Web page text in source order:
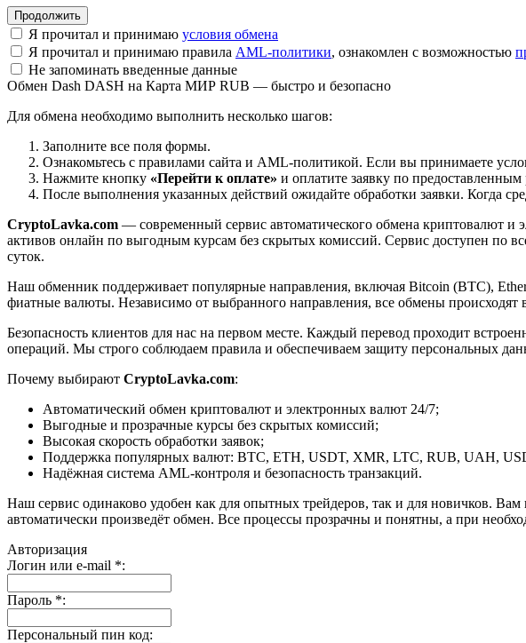
Я прочитал и принимаю условия обмена
Я прочитал и принимаю правила AML-политики, ознакомлен с возможностью
Не запоминать введенные данные
Обмен Dash DASH на Карта МИР RUB — быстро и безопасно
Для обмена необходимо выполнить несколько шагов:
Заполните все поля формы.
Ознакомьтесь с правилами сайта и AML-политикой. Если вы принимаете
Нажмите кнопку «Перейти к оплате» и оплатите заявку по предоставленным
После выполнения указанных действий ожидайте обработки заявки. Когда
CryptoLavka.com — современный сервис автоматического обмена криптовалют
активов онлайн по выгодным курсам без скрытых комиссий. Сервис доступен по
суток.
Наш обменник поддерживает популярные направления, включая Bitcoin (BTC),
фиатные валюты. Независимо от выбранного направления, все обмены происходят
Безопасность клиентов для нас на первом месте. Каждый перевод проходит
операций. Мы строго соблюдаем правила и обеспечиваем защиту персональных
Почему выбирают CryptoLavka.com:
Автоматический обмен криптовалют и электронных валют 24/7;
Выгодные и прозрачные курсы без скрытых комиссий;
Высокая скорость обработки заявок;
Поддержка популярных валют: BTC, ETH, USDT, XMR, LTC, RUB, UAH,
Надёжная система AML-контроля и безопасность транзакций.
Наш сервис одинаково удобен как для опытных трейдеров, так и для новичков.
автоматически произведёт обмен. Все процессы прозрачны и понятны, а при
Авторизация
Логин или e-mail *:
Пароль *:
Персональный пин код: